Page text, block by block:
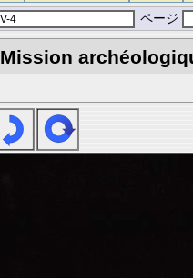
ページ
Mission